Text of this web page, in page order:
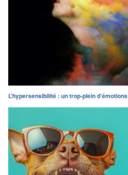
L’hypersensibilité : un trop-plein d’émotions